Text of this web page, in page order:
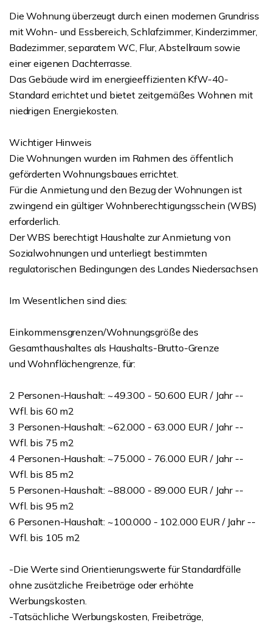
Die Wohnung überzeugt durch einen modernen Grundriss
mit Wohn- und Essbereich, Schlafzimmer, Kinderzimmer,
Badezimmer, separatem WC, Flur, Abstellraum sowie
einer eigenen Dachterrasse.
Das Gebäude wird im energieeffizienten KfW-40-
Standard errichtet und bietet zeitgemäßes Wohnen mit
niedrigen Energiekosten.
Wichtiger Hinweis
Die Wohnungen wurden im Rahmen des öffentlich
geförderten Wohnungsbaues errichtet.
Für die Anmietung und den Bezug der Wohnungen ist
zwingend ein gültiger Wohnberechtigungsschein (WBS)
erforderlich.
Der WBS berechtigt Haushalte zur Anmietung von
Sozialwohnungen und unterliegt bestimmten
regulatorischen Bedingungen des Landes Niedersachsen
Im Wesentlichen sind dies:
Einkommensgrenzen/Wohnungsgröße des
Gesamthaushaltes als Haushalts-Brutto-Grenze
und Wohnflächengrenze, für:
2 Personen-Haushalt: ~49.300 - 50.600 EUR / Jahr --
Wfl. bis 60 m2
3 Personen-Haushalt: ~62.000 - 63.000 EUR / Jahr --
Wfl. bis 75 m2
4 Personen-Haushalt: ~75.000 - 76.000 EUR / Jahr --
Wfl. bis 85 m2
5 Personen-Haushalt: ~88.000 - 89.000 EUR / Jahr --
Wfl. bis 95 m2
6 Personen-Haushalt: ~100.000 - 102.000 EUR / Jahr --
Wfl. bis 105 m2
-Die Werte sind Orientierungswerte für Standardfälle
ohne zusätzliche Freibeträge oder erhöhte
Werbungskosten.
-Tatsächliche Werbungskosten, Freibeträge,